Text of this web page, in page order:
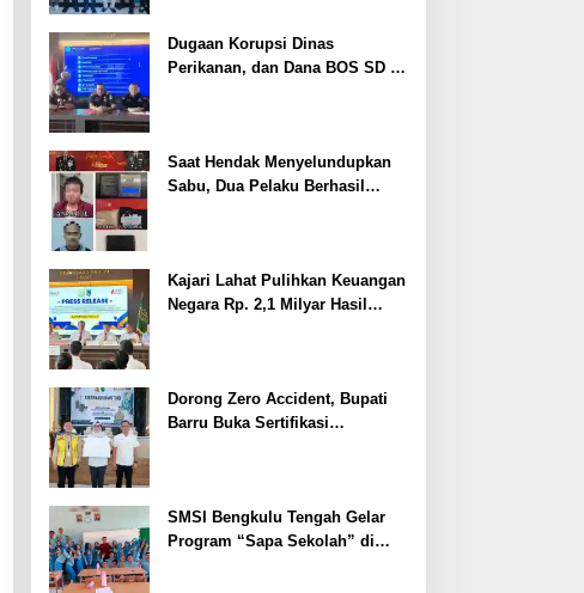
Dugaan Korupsi Dinas
Perikanan, dan Dana BOS SD –
Saat Hendak Menyelundupkan
Sabu, Dua Pelaku Berhasil
Kajari Lahat Pulihkan Keuangan
Negara Rp. 2,1 Milyar Hasil
Dorong Zero Accident, Bupati
Barru Buka Sertifikasi
SMSI Bengkulu Tengah Gelar
Program “Sapa Sekolah” di